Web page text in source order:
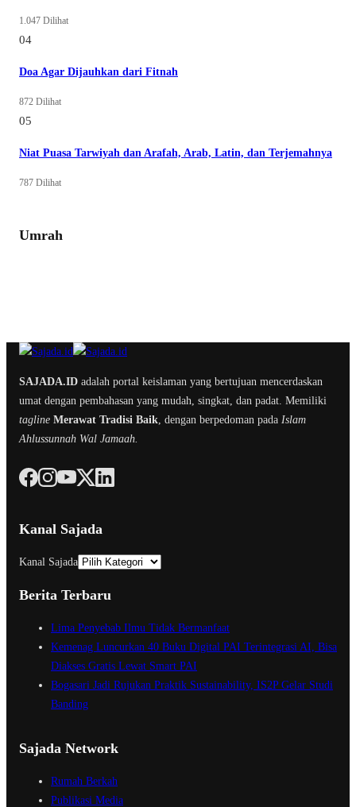
1.047 Dilihat
04
Doa Agar Dijauhkan dari Fitnah
872 Dilihat
05
Niat Puasa Tarwiyah dan Arafah, Arab, Latin, dan Terjemahnya
787 Dilihat
Umrah
SAJADA.ID adalah portal keislaman yang bertujuan mencerdaskan
umat dengan pembahasan yang mudah, singkat, dan padat. Memiliki
tagline Merawat Tradisi Baik , dengan berpedoman pada Islam
Ahlussunnah Wal Jamaah.
Kanal Sajada
Kanal Sajada
Berita Terbaru
Lima Penyebab Ilmu Tidak Bermanfaat
Kemenag Luncurkan 40 Buku Digital PAI Terintegrasi AI, Bisa
Diakses Gratis Lewat Smart PAI
Bogasari Jadi Rujukan Praktik Sustainability, IS2P Gelar Studi
Banding
Sajada Network
Rumah Berkah
Publikasi Media